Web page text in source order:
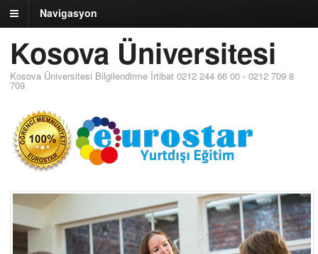
Navigasyon
Kosova Üniversitesi
Kosova Üniversitesi Bilgilendirme İrtibat 0212 244 66 00 - 0212 709 8
709